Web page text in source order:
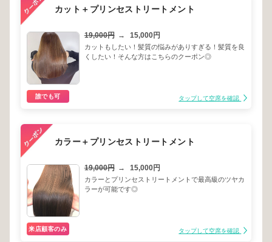
カット＋プリンセストリートメント
19,000円 → 15,000円
カットもしたい！髪質の悩みがありすぎる！髪質を良
くしたい！そんな方はこちらのクーポン◎
誰でも可 タップして空席を確認
カラー＋プリンセストリートメント
19,000円 → 15,000円
カラーとプリンセストリートメントで最高級のツヤカ
ラーが可能です◎
来店顧客のみ タップして空席を確認